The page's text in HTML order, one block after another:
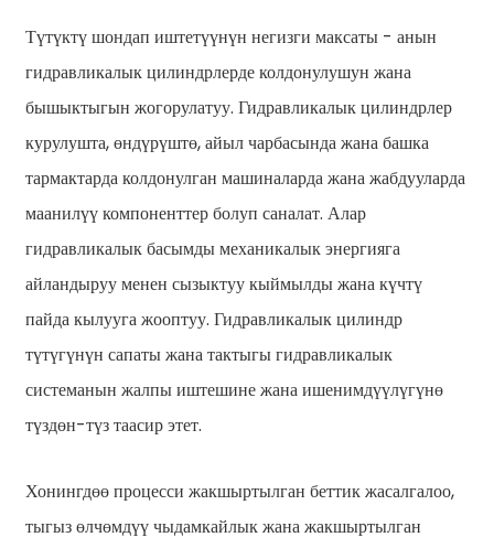
Түтүктү шондап иштетүүнүн негизги максаты - анын
гидравликалык цилиндрлерде колдонулушун жана
бышыктыгын жогорулатуу. Гидравликалык цилиндрлер
курулушта, өндүрүштө, айыл чарбасында жана башка
тармактарда колдонулган машиналарда жана жабдууларда
маанилүү компоненттер болуп саналат. Алар
гидравликалык басымды механикалык энергияга
айландыруу менен сызыктуу кыймылды жана күчтү
пайда кылууга жооптуу. Гидравликалык цилиндр
түтүгүнүн сапаты жана тактыгы гидравликалык
системанын жалпы иштешине жана ишенимдүүлүгүнө
түздөн-түз таасир этет.
Хонингдөө процесси жакшыртылган беттик жасалгалоо,
тыгыз өлчөмдүү чыдамкайлык жана жакшыртылган